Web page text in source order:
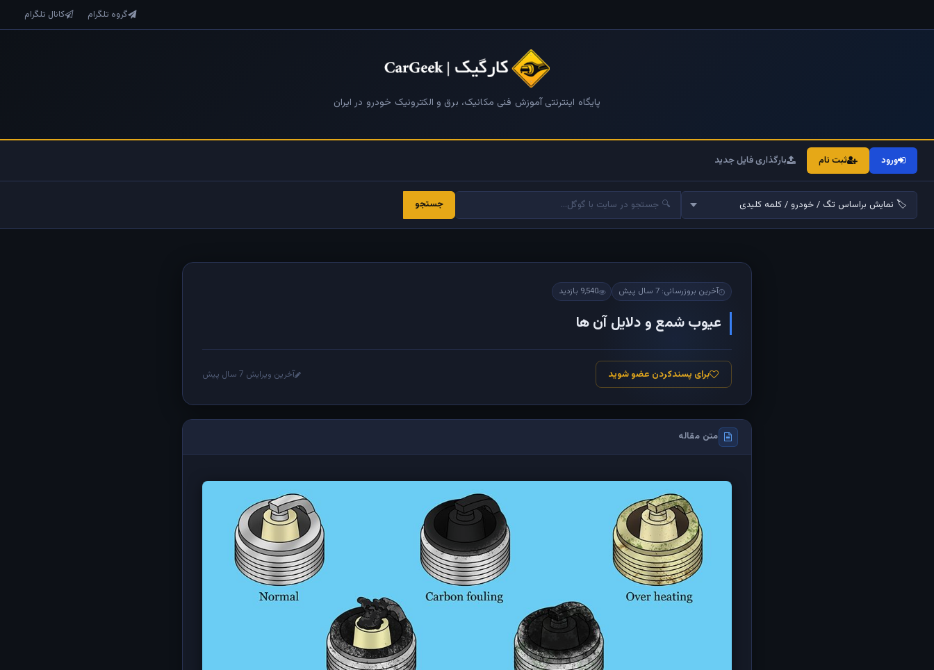
گروه تلگرام کانال تلگرام
پایگاه اینترنتی آموزش فنی مکانیک، برق و الکترونیک خودرو در ایران
ورود ثبت نام بارگذاری فایل جدید
جستجو
آخرین بروزرسانی: 7 سال پیش 9,540 بازدید
عیوب شمع و دلایل آن ها
برای پسندکردن عضو شوید آخرین ویرایش 7 سال پیش
متن مقاله